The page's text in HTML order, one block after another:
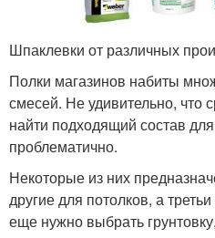
Шпаклевки от различных
Полки магазинов набиты
смесей. Не удивительно, что
найти подходящий состав
проблематично.
Некоторые из них
другие для потолков, а
еще нужно выбрать